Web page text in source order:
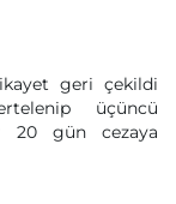
geri çekildi
üçüncü
20 gün cezaya